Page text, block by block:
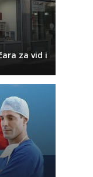
za vid i